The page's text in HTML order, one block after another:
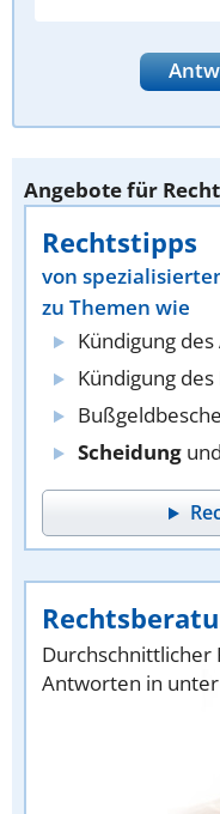
Angebote für
Rechtstipps
von
zu Themen wie
Kündigung des
Kündigung des
Scheidung
Durchschnittlicher
Antworten in